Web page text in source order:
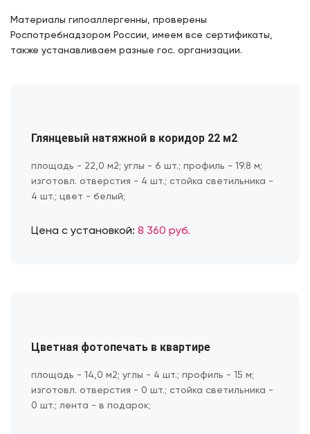
Материалы гипоаллергенны, проверены
Роспотребнадзором России, имеем все сертификаты,
также устанавливаем разные гос. организации.
Глянцевый натяжной в коридор 22 м2
площадь - 22,0 м2; углы - 6 шт.; профиль - 19.8 м;
изготовл. отверстия - 4 шт.; стойка светильника -
4 шт.; цвет - белый;
Цена с установкой: 8 360 руб.
Цветная фотопечать в квартире
площадь - 14,0 м2; углы - 4 шт.; профиль - 15 м;
изготовл. отверстия - 0 шт.; стойка светильника -
0 шт.; лента - в подарок;